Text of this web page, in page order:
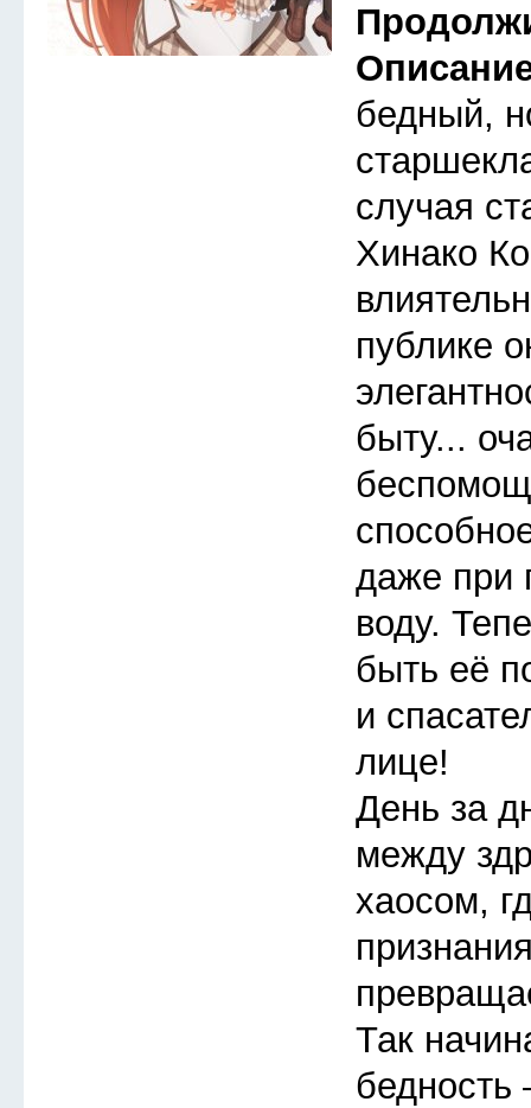
бедный,
случая
Хинако
публике
быту...
даже при
воду.
быть её
и
лице!
День за
между
хаосом,
Так